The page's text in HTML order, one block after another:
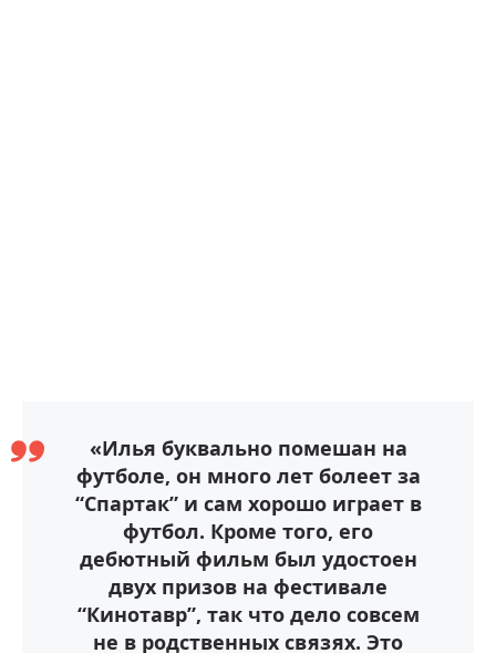
«Илья буквально помешан на
футболе, он много лет болеет за
“Спартак” и сам хорошо играет в
футбол. Кроме того, его
дебютный фильм был удостоен
двух призов на фестивале
“Кинотавр”, так что дело совсем
не в родственных связях. Это